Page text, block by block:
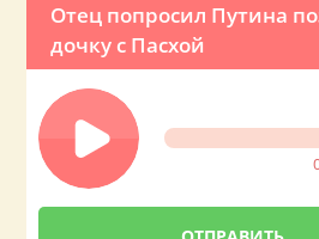
Отец попросил Путина
дочку с Пасхой